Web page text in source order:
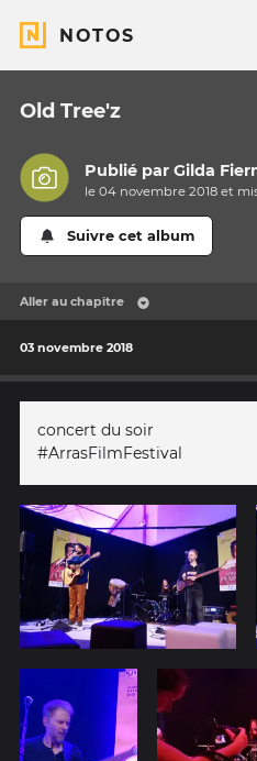
NOTOS
Old Tree'z
Publié parGilda
le 04 novembre 2018 et
Suivre cet album
Aller au chapitre
03 novembre 2018
concert du soir
#ArrasFilmFestival